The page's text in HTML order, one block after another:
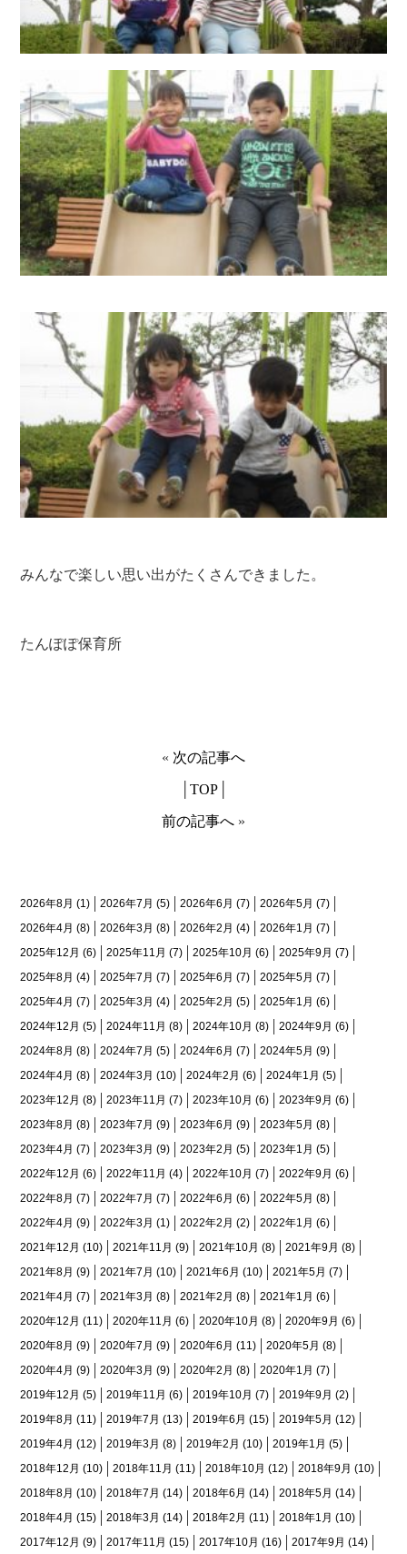
みんなで楽しい思い出がたくさんできました。
たんぽぽ保育所
« 次の記事へ
TOP│
前の記事へ »
2026年8月 (1) 2026年7月 (5) 2026年6月 (7) 2026年5月 (7)
2026年4月 (8) 2026年3月 (8) 2026年2月 (4) 2026年1月 (7)
2025年12月 (6) 2025年11月 (7) 2025年10月 (6) 2025年9月 (7)
2025年8月 (4) 2025年7月 (7) 2025年6月 (7) 2025年5月 (7)
2025年4月 (7) 2025年3月 (4) 2025年2月 (5) 2025年1月 (6)
2024年12月 (5) 2024年11月 (8) 2024年10月 (8) 2024年9月 (6)
2024年8月 (8) 2024年7月 (5) 2024年6月 (7) 2024年5月 (9)
2024年4月 (8) 2024年3月 (10) 2024年2月 (6) 2024年1月 (5)
2023年12月 (8) 2023年11月 (7) 2023年10月 (6) 2023年9月 (6)
2023年8月 (8) 2023年7月 (9) 2023年6月 (9) 2023年5月 (8)
2023年4月 (7) 2023年3月 (9) 2023年2月 (5) 2023年1月 (5)
2022年12月 (6) 2022年11月 (4) 2022年10月 (7) 2022年9月 (6)
2022年8月 (7) 2022年7月 (7) 2022年6月 (6) 2022年5月 (8)
2022年4月 (9) 2022年3月 (1) 2022年2月 (2) 2022年1月 (6)
2021年12月 (10) 2021年11月 (9) 2021年10月 (8) 2021年9月 (8)
2021年8月 (9) 2021年7月 (10) 2021年6月 (10) 2021年5月 (7)
2021年4月 (7) 2021年3月 (8) 2021年2月 (8) 2021年1月 (6)
2020年12月 (11) 2020年11月 (6) 2020年10月 (8) 2020年9月 (6)
2020年8月 (9) 2020年7月 (9) 2020年6月 (11) 2020年5月 (8)
2020年4月 (9) 2020年3月 (9) 2020年2月 (8) 2020年1月 (7)
2019年12月 (5) 2019年11月 (6) 2019年10月 (7) 2019年9月 (2)
2019年8月 (11) 2019年7月 (13) 2019年6月 (15) 2019年5月 (12)
2019年4月 (12) 2019年3月 (8) 2019年2月 (10) 2019年1月 (5)
2018年12月 (10) 2018年11月 (11) 2018年10月 (12) 2018年9月 (10)
2018年8月 (10) 2018年7月 (14) 2018年6月 (14) 2018年5月 (14)
2018年4月 (15) 2018年3月 (14) 2018年2月 (11) 2018年1月 (10)
2017年12月 (9) 2017年11月 (15) 2017年10月 (16) 2017年9月 (14)